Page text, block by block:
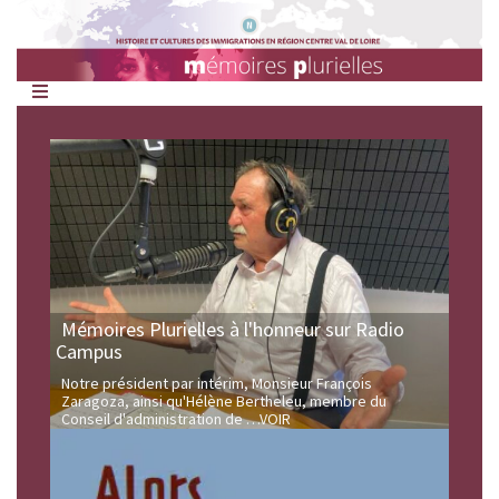
Mémoires
Plurielles
Mémoires Plurielles à l'honneur sur Radio
Campus
Notre président par intérim, Monsieur François
Zaragoza, ainsi qu'Hélène Bertheleu, membre du
Conseil d'administration de…VOIR